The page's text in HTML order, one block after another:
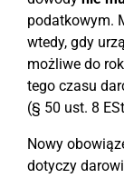
podatkowym.
wtedy, gdy
możliwe do
tego czasu
(§ 50 ust. 8
Nowy
dotyczy